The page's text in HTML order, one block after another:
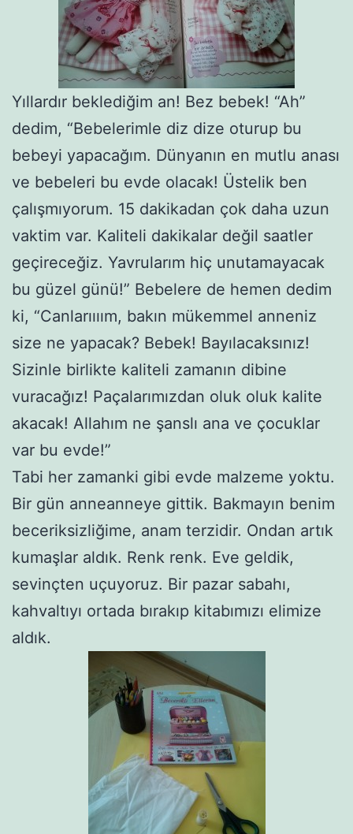
Yıllardır beklediğim an! Bez bebek! “Ah”
dedim, “Bebelerimle diz dize oturup bu
bebeyi yapacağım. Dünyanın en mutlu anası
ve bebeleri bu evde olacak! Üstelik ben
çalışmıyorum. 15 dakikadan çok daha uzun
vaktim var. Kaliteli dakikalar değil saatler
geçireceğiz. Yavrularım hiç unutamayacak
bu güzel günü!” Bebelere de hemen dedim
ki, “Canlarıııım, bakın mükemmel anneniz
size ne yapacak? Bebek! Bayılacaksınız!
Sizinle birlikte kaliteli zamanın dibine
vuracağız! Paçalarımızdan oluk oluk kalite
akacak! Allahım ne şanslı ana ve çocuklar
var bu evde!”
Tabi her zamanki gibi evde malzeme yoktu.
Bir gün anneanneye gittik. Bakmayın benim
beceriksizliğime, anam terzidir. Ondan artık
kumaşlar aldık. Renk renk. Eve geldik,
sevinçten uçuyoruz. Bir pazar sabahı,
kahvaltıyı ortada bırakıp kitabımızı elimize
aldık.